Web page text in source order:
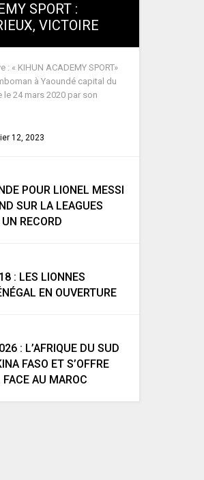
SPORT :
VICTOIRE
« KIHUN ACADEMY SPORT»
à Yaoundé capital du
le 24 mars 2020 par son
12, 2023
POUR LIONEL MESSI
SUR LA LEAGUES
RECORD
: LES LIONNES
EN OUVERTURE
: L’AFRIQUE DU SUD
FASO ET S’OFFRE
AU MAROC